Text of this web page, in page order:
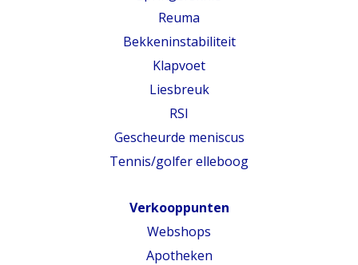
Reuma
Bekkeninstabiliteit
Klapvoet
Liesbreuk
RSI
Gescheurde meniscus
Tennis/golfer elleboog
Verkooppunten
Webshops
Apotheken